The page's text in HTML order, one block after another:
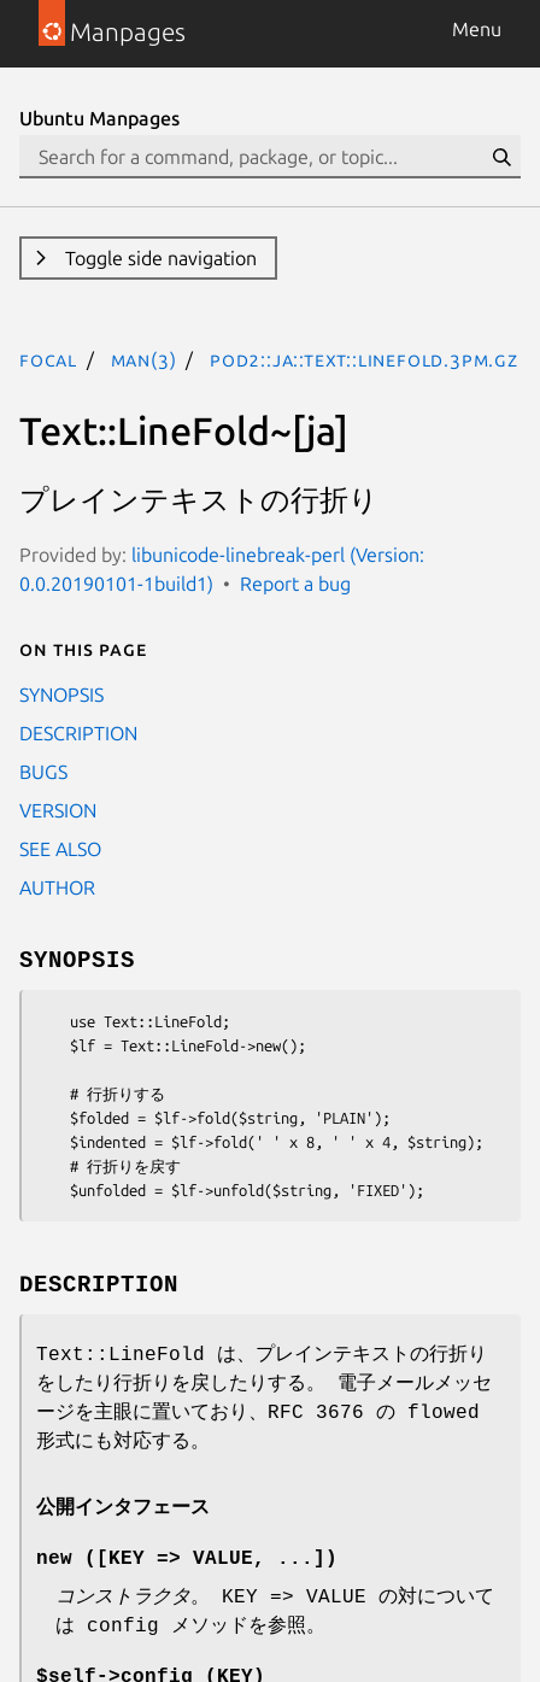
Manpages Menu
Ubuntu Manpages
Toggle side navigation
focal man(3) POD2::JA::Text::LineFold.3pm.gz
Text::LineFold~[ja]
プレインテキストの行折り
Provided by: libunicode-linebreak-perl (Version:
0.0.20190101-1build1)
Report a bug
On this page
SYNOPSIS
DESCRIPTION
BUGS
VERSION
SEE ALSO
AUTHOR
SYNOPSIS
DESCRIPTION
Text::LineFold は、プレインテキストの行折り
をしたり行折りを戻したりする。 電子メールメッセ
ージを主眼に置いており、RFC 3676 の flowed
形式にも対応する。
公開インタフェース
new ([KEY => VALUE, ...])
コンストラクタ。 KEY => VALUE の対について
は config メソッドを参照。
$self->config (KEY)